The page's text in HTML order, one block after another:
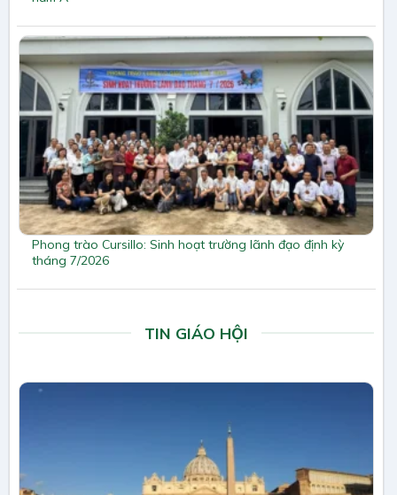
Phong trào Cursillo: Sinh hoạt trường lãnh đạo định kỳ
tháng 7/2026
TIN GIÁO HỘI